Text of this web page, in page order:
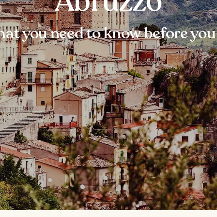
you need to know before